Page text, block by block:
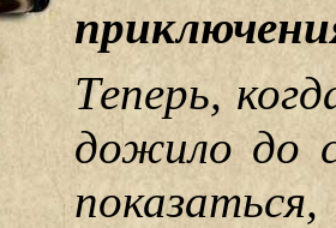
Теперь,
дожило до